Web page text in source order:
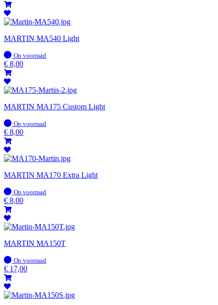
MARTIN MA540 Light
Op
voorraad
Op voorraad
€ 8,00
MARTIN MA175 Custom Light
Op
voorraad
Op voorraad
€ 8,00
MARTIN MA170 Extra Light
Op
voorraad
Op voorraad
€ 8,00
MARTIN MA150T
Op
voorraad
Op voorraad
€ 17,00